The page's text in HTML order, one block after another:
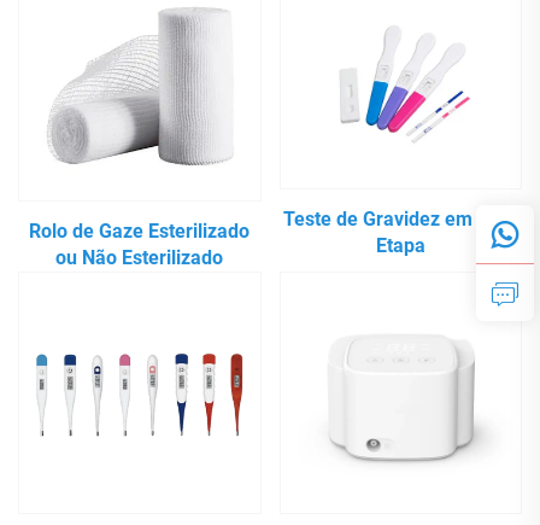
Rolo de Gaze Esterilizado
ou Não Esterilizado
Teste de Gravidez em Uma
Etapa